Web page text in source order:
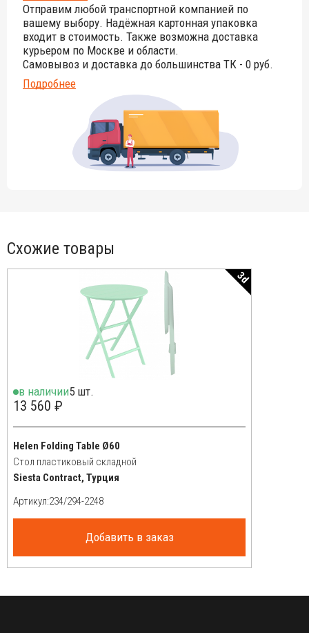
Отправим любой транспортной компанией по
вашему выбору. Надёжная картонная упаковка
входит в стоимость. Также возможна доставка
курьером по Москве и области.
Самовывоз и доставка до большинства ТК - 0 руб.
Подробнее
Схожие товары
3d
в наличии5 шт.
13 560 ₽
Helen Folding Table Ø60
Стол пластиковый складной
Siesta Contract, Турция
Артикул:
Добавить в заказ